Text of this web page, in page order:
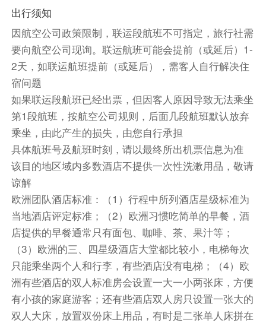
享之旅&耳机讲解器）美泉宫被视为欧洲非常漂亮
的巴洛克式宫殿之一，曾是哈布斯堡王朝的行宫。
1848年至1916年统治奥地利、后来与迷人的茜茜
公主结婚的皇帝弗朗茨·约瑟夫1830年曾在这里居
住，几乎在这个宫殿度过了晚年。目前，因为该宫
殿拥有的历史重要性、独特的地面和华丽的家具而
成为联合国教科文组织的文化遗产的一部分。
【美泉宫后花园】（游览不少于30分钟）
【潘多夫】（游览不少于3小时）购物村为典型的
布尔根兰地区风格的建筑，崭新设计的广场内有
70%的优惠，包括Armani, Adidas, Bally,
Burberry, Gucci, Nike, Zegna等耳熟能详的品
牌。除此之外，游客在这里还有机会参与购物中心
举办的季节性娱乐活动。
由于奥特莱斯周日不营业，如果行程中逢到周日，
导游将根据实际情况，在不减少任何景点的前提下
调整行程，敬请知悉
自理
出行须知
因航空公司政策限制，联运段航班不可指定，旅行社需
要向航空公司现询。联运航班可能会提前（或延后）1-
2天，如联运航班提前（或延后），需客人自行解决住
宿问题
如果联运段航班已经出票，但因客人原因导致无法乘坐
第1段航班，按航空公司规则，后面几段航班默认放弃
乘坐，由此产生的损失，由您自行承担
具体航班号及航班时刻，请以最终所出机票信息为准
该目的地区域内多数酒店不提供一次性洗漱用品，敬请
谅解
欧洲团队酒店标准：（1）行程中所列酒店星级标准为
当地酒店评定标准；（2）欧洲习惯吃简单的早餐，酒
店提供的早餐通常只有面包、咖啡、茶、果汁等；
（3）欧洲的三、四星级酒店大堂都比较小，电梯每次
只能乘坐两个人和行李，有些酒店没有电梯；（4）欧
洲有些酒店的双人标准房会设置一大一小两张床，方便
有小孩的家庭游客；还有些酒店双人房只设置一张大的
双人大床，放置双份床上用品，有时是二张单人床拼在